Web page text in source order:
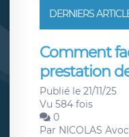
DERNIERS
Comment
prestation
Publié le 21/11/25
Vu 584 fois
0
Par NICOLAS